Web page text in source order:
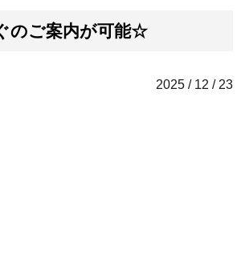
のご案内が可能☆
2025 / 12 / 23